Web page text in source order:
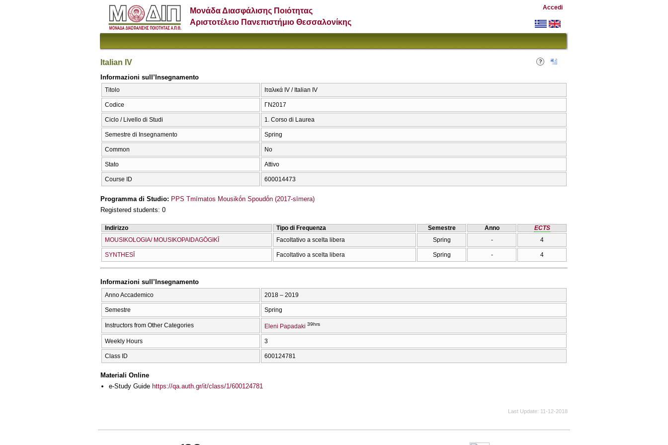
Μονάδα Διασφάλισης Ποιότητας
Αριστοτέλειο Πανεπιστήμιο Θεσσαλονίκης
Accedi
Italian IV
Informazioni sull’Insegnamento
Titolo Ιταλικά IV / Italian IV
Codice ΓΝ2017
Ciclo / Livello di Studi 1. Corso di Laurea
Semestre di Insegnamento Spring
Common No
Stato Attivo
Course ID 600014473
Programma di Studio: PPS Tmīmatos Mousikṓn Spoudṓn (2017-sīmera)
Registered students: 0
Indirizzo Tipo di Frequenza Semestre Anno
ECTS
MOUSIKOLOGIA/ MOUSIKOPAIDAGŌGIKĪ
Facoltativo a scelta libera Spring - 4
SYNTHESĪ Facoltativo a scelta libera Spring - 4
Informazioni sull’Insegnamento
Anno Accademico 2018 – 2019
Semestre Spring
Instructors from Other Categories Eleni Papadaki 39hrs
Weekly Hours 3
Class ID 600124781
Materiali Online
e-Study Guide https://qa.auth.gr/it/class/1/600124781
Last Update 11-12-2018